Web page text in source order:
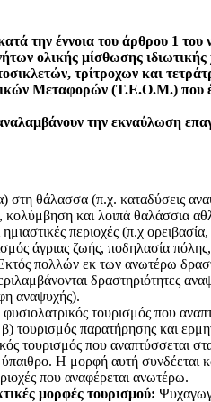
την έννοια του άρθρου 1 του
ολικής μίσθωσης
τρίτροχων και
Μεταφορών (Τ.Ε.Ο.Μ.) που
την εκναύλωση
στη θάλασσα (π.χ. καταδύσεις
κολύμβηση και λοιπά θαλάσσια
ημιαστικές περιοχές (π.χ
άγριας ζωής, ποδηλασία
πολλών εκ των ανωτέρω
δραστηριότητες
αναψυχής).
τουρισμός που
β) τουρισμός παρατήρησης και
τουρισμός που αναπτύσσεται
Η μορφή αυτή συνδέεται
που αναφέρεται ανωτέρω.
μορφές τουρισμού: